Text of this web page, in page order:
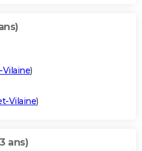
)
Vilaine)
ans)